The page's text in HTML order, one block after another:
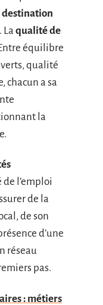
destination
La qualité de
équilibre
verts, qualité
chacun a sa
la
l’emploi
de la
de son
d’une
réseau
pas.
: métiers